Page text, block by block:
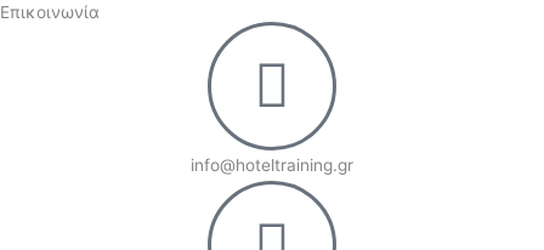
Επικοινωνία
info@hoteltraining.gr